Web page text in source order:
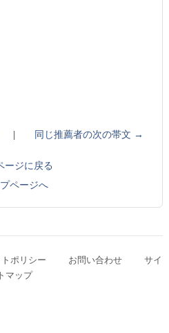
同じ推薦者の次の帯文 →
ージに戻る
プページへ
ポリシー お問い合わせ
サイ
トマップ